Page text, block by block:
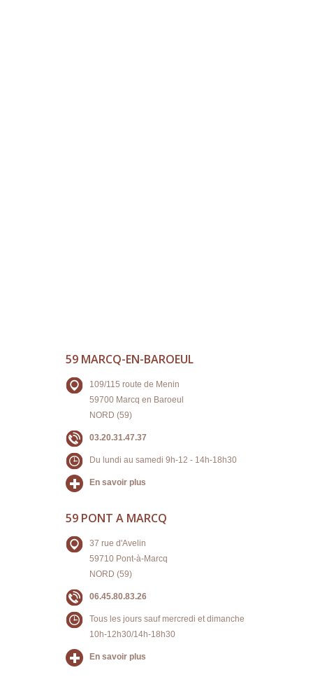
59 MARCQ-EN-BAROEUL
109/115 route de Menin
59700 Marcq en Baroeul
NORD (59)
03.20.31.47.37
Du lundi au samedi 9h-12 - 14h-18h30
En savoir plus
59 PONT A MARCQ
37 rue d'Avelin
59710 Pont-à-Marcq
NORD (59)
06.45.80.83.26
Tous les jours sauf mercredi et dimanche
10h-12h30/14h-18h30
En savoir plus